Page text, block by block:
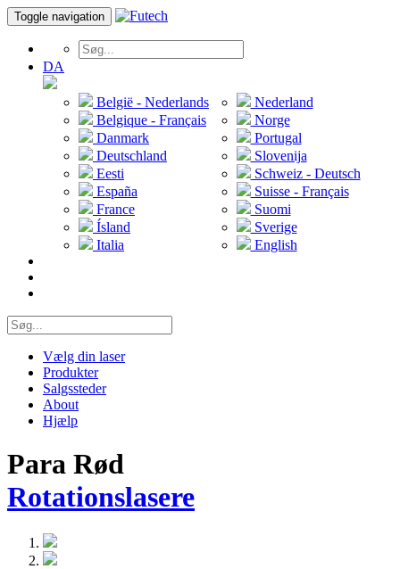
Toggle navigation
DA
België - Nederlands
Belgique - Français
Danmark
Deutschland
Eesti
España
France
Ísland
Italia
Nederland
Norge
Portugal
Slovenija
Schweiz - Deutsch
Suisse - Français
Suomi
Sverige
English
Vælg din laser
Produkter
Salgssteder
About
Hjælp
Para Rød
Rotationslasere